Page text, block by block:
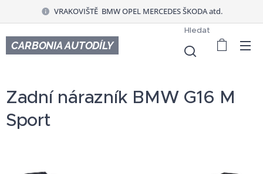
VRAKOVIŠTĚ BMW OPEL MERCEDES ŠKODA atd.
CARBONIA AUTODÍLY
Hledat
Zadní nárazník BMW G16 M
Sport